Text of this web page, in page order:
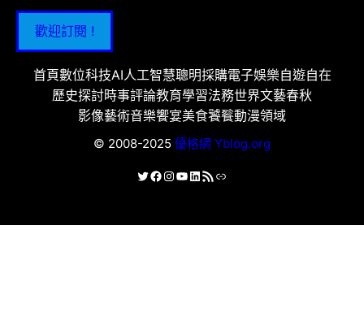
歡迎訂閱 !
首頁數位科技AI人工智慧聰明採購電子娛樂自遊自在
歷史探討時事評論教育學習法務世界文藝春秋
影像藝術音樂饗宴美食饕餮動漫領域
© 2008-2025 優格網 Yblog.org
X Facebook
Instagram
YouTube
LinkedIn
RSS 資訊提供連結